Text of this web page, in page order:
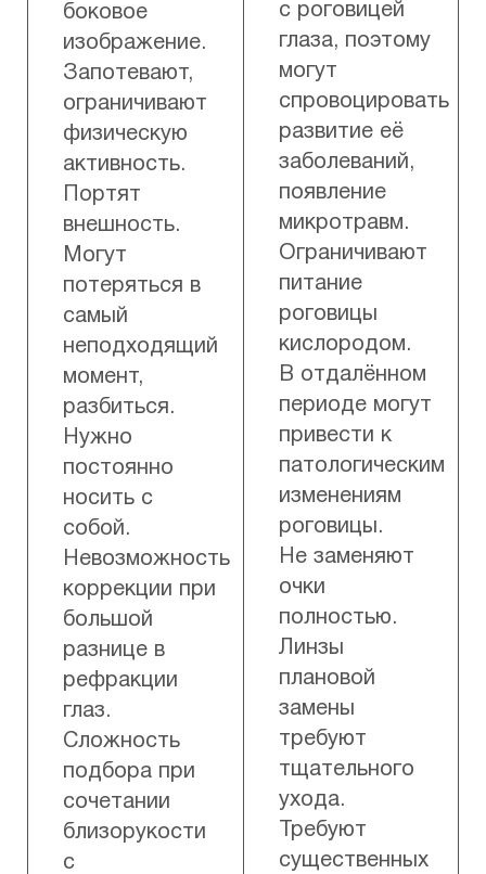
боковое
изображение.
Запотевают,
ограничивают
физическую
активность.
Портят
внешность.
Могут
потеряться в
самый
неподходящий
момент,
разбиться.
Нужно
постоянно
носить с
собой.
Невозможность
коррекции при
большой
разнице в
рефракции
глаз.
Сложность
подбора при
сочетании
близорукости
с
с роговицей
глаза, поэтому
могут
спровоцировать
развитие её
заболеваний,
появление
микротравм.
Ограничивают
питание
роговицы
кислородом.
В отдалённом
периоде могут
привести к
патологическим
изменениям
роговицы.
Не заменяют
очки
полностью.
Линзы
плановой
замены
требуют
тщательного
ухода.
Требуют
существенных